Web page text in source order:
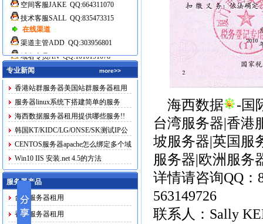
空间客服JAKE QQ:664311070
技术客服SALL QQ:835473315
在线渠道
渠道主管ADD QQ:303956801
域名专员AN QQ:1010191078
专业新闻
more>>
香港站群服务器美国站群服务器租用
服务器linux系统下搭建简单的服务
海西数据服务器租用提供哪些服务!!
韩国KT/KIDC/LG/ONSE/SK测试IP公
布CENTOS服务器apache怎么绑定多个域
名Win10 IIS 安装.net 4.5的方法
服务器产品
台湾服务器租用
香港服务器租用
海西数据
-国
台湾服务器|香港
坡服务器|英国服
服务器|欧洲服务
详情请咨询QQ：
563149726
联系人：Sally